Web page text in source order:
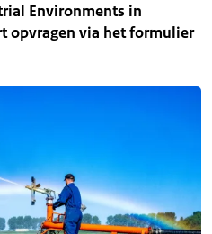
Environments in
opvragen via het formulier